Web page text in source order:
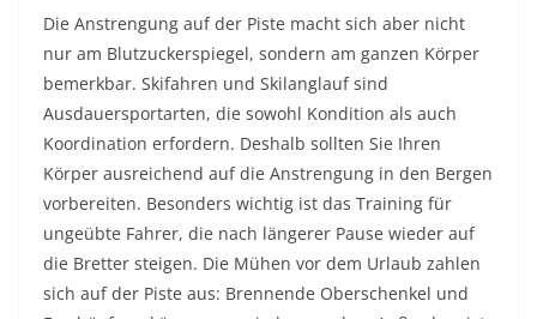
Die Anstrengung auf der Piste macht sich aber nicht
nur am Blutzuckerspiegel, sondern am ganzen Körper
bemerkbar. Skifahren und Skilanglauf sind
Ausdauersportarten, die sowohl Kondition als auch
Koordination erfordern. Deshalb sollten Sie Ihren
Körper ausreichend auf die Anstrengung in den Bergen
vorbereiten. Besonders wichtig ist das Training für
ungeübte Fahrer, die nach längerer Pause wieder auf
die Bretter steigen. Die Mühen vor dem Urlaub zahlen
sich auf der Piste aus: Brennende Oberschenkel und